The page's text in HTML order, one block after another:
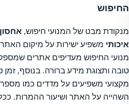
החיפוש
מנקודת מבט של המנועי חיפוש,
איכותי משפיע ישירות על מיקום
מנועי החיפוש מעדיפים אתרים
טובה ותצוגת מידע ברורה. בנוסף, זמן
מקצועי משפיעים על מדדים כמו
השהייה על האתר ושיעור ההמרות.